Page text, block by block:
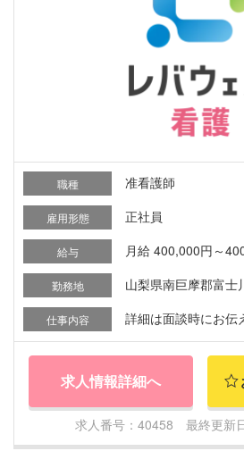
職種 准看護師
雇用形態 正社員
給与 月給 400,000円～
勤務地 山梨県南巨摩郡富士
仕事内容 詳細は面談時にお伝
求人情報詳細へ
求人番号：40458 最終更新